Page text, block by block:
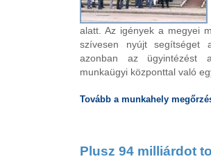
alatt. Az igények a megyei
szívesen nyújt segítséget
azonban az ügyintézést
munkaügyi központtal való
Tovább a munkahely
Plusz 94 milliárdot